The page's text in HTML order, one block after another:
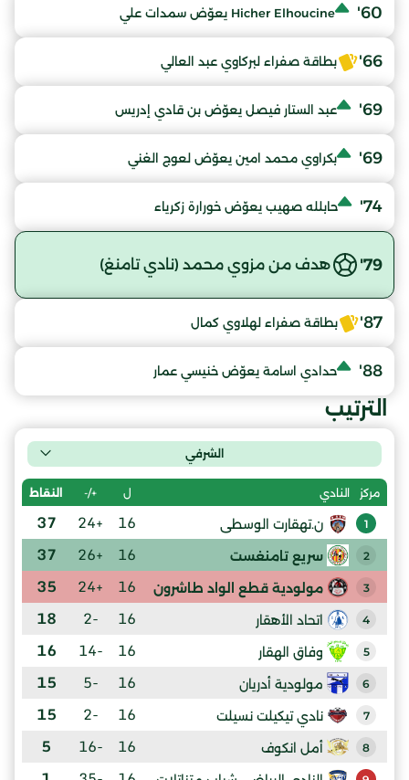
60' Hicher Elhoucine يعوّض سمدات علي
66' بطاقة صفراء لبركاوي عبد العالي
69' عبد الستار فيصل يعوّض بن قادي إدريس
69' بكراوي محمد امين يعوّض لعوج الغني
74' حابلله صهيب يعوّض خورارة زكرياء
79' هدف من مزوي محمد (نادي تامنغ)
87' بطاقة صفراء لهلاوي كمال
88' حدادي اسامة يعوّض خنيسي عمار
الترتيب
الشرفي
مركز النادي ل +/- النقاط
1 ن.تهقارت الوسطى 16
+24
37
2 سريع تامنغست 16
+26
37
3 مولودية قطع الواد طاشرون 16
+24
35
4 اتحاد الأهقار 16
-2
18
5 وفاق الهقار 16
-14
16
6 مولودية أدريان 16
-5
15
7 نادي تيكيلت نسيلت 16
-2
15
8 أمل انكوف 16
-16
5